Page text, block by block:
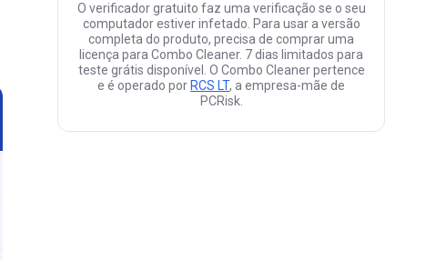
O verificador gratuito faz uma verificação se o seu
computador estiver infetado. Para usar a versão
completa do produto, precisa de comprar uma
licença para Combo Cleaner. 7 dias limitados para
teste grátis disponível. O Combo Cleaner pertence
e é operado por RCS LT, a empresa-mãe de
PCRisk.